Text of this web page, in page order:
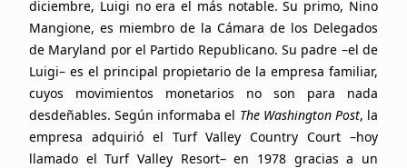
diciembre, Luigi no era el más notable. Su primo, Nino
Mangione, es miembro de la Cámara de los Delegados
de Maryland por el Partido Republicano. Su padre –el de
Luigi– es el principal propietario de la empresa familiar,
cuyos movimientos monetarios no son para nada
desdeñables. Según informaba el The Washington Post, la
empresa adquirió el Turf Valley Country Court –hoy
llamado el Turf Valley Resort– en 1978 gracias a un